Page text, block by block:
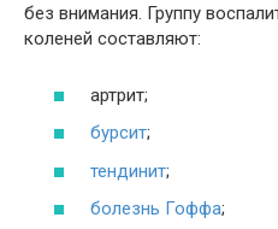
без внимания. Группу
коленей составляют:
артрит;
бурсит;
тендинит;
болезнь Гоффа;